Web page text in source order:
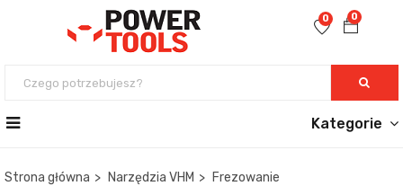
0
0
Kategorie
Strona główna Narzędzia VHM
Frezowanie